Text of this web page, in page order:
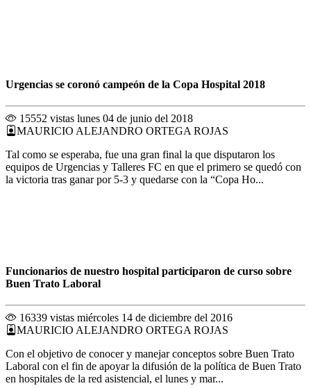
Urgencias se coronó campeón de la Copa Hospital 2018
15552 vistas lunes 04 de junio del 2018
MAURICIO ALEJANDRO ORTEGA ROJAS
Tal como se esperaba, fue una gran final la que disputaron los
equipos de Urgencias y Talleres FC en que el primero se quedó con
la victoria tras ganar por 5-3 y quedarse con la “Copa Ho...
Funcionarios de nuestro hospital participaron de curso sobre
Buen Trato Laboral
16339 vistas miércoles 14 de diciembre del 2016
MAURICIO ALEJANDRO ORTEGA ROJAS
Con el objetivo de conocer y manejar conceptos sobre Buen Trato
Laboral con el fin de apoyar la difusión de la política de Buen Trato
en hospitales de la red asistencial, el lunes y mar...